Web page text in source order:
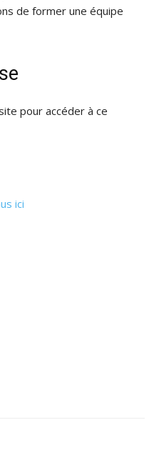
de former une équipe
pour accéder à ce
ici